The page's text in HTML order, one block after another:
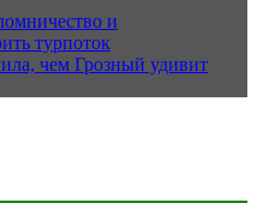
и
турпоток
чем Грозный удивит